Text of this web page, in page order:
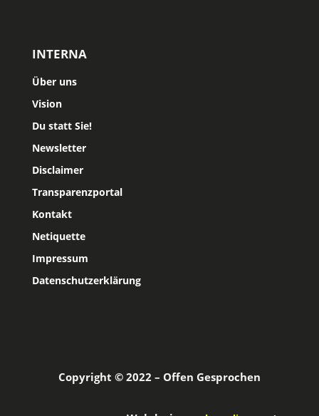
INTERNA
Über uns
Vision
Du statt Sie!
Newsletter
Disclaimer
Transparenzportal
Kontakt
Netiquette
Impressum
Datenschutzerklärung
Copyright © 2022 – Offen Gesprochen